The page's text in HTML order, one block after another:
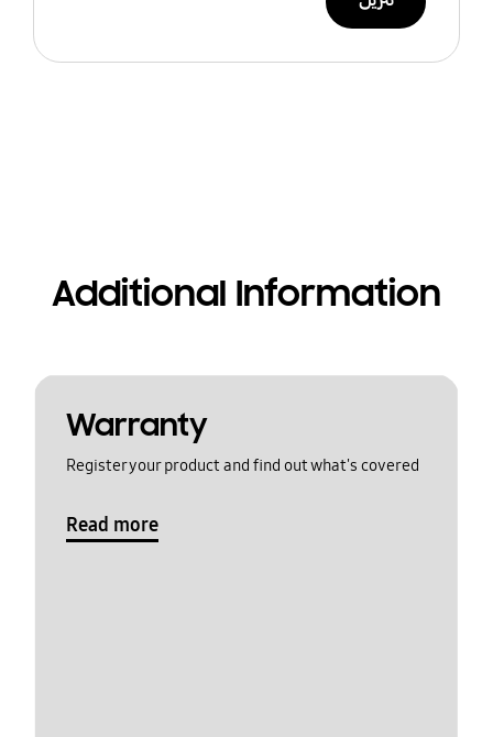
Additional Information
Warranty
Register your product and find out what's covered
Read more